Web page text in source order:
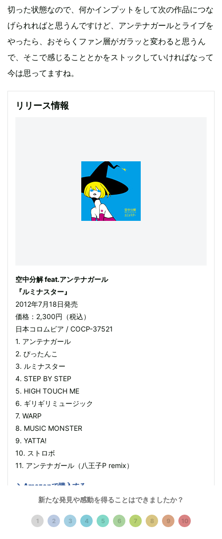
切った状態なので、何かインプットをして次の作品につな
げられればと思うんですけど、アンテナガールとライブを
やったら、おそらくファン層がガラッと変わると思うん
で、そこで感じることとかをストックしていければなって
今は思ってますね。
リリース情報
空中分解 feat.アンテナガール
『ルミナスター』
2012年7月18日発売
価格：2,300円（税込）
日本コロムビア / COCP-37521
1. アンテナガール
2. ぴったんこ
3. ルミナスター
4. STEP BY STEP
5. HIGH TOUCH ME
6. ギリギリミュージック
7. WARP
8. MUSIC MONSTER
9. YATTA!
10. ストロボ
11. アンテナガール（八王子P remix）
Amazonで購入する
プロフィール
新たな発見や感動を得ることはできましたか？
1 2 3 4 5 6 7 8 9 10